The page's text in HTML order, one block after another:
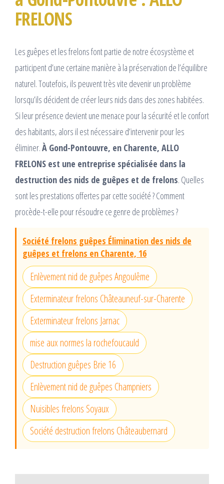
FRELONS
Les guêpes et les frelons font partie de notre écosystème et
participent d’une certaine manière à la préservation de l’équilibre
naturel. Toutefois, ils peuvent très vite devenir un problème
lorsqu’ils décident de créer leurs nids dans des zones habitées.
Si leur présence devient une menace pour la sécurité et le confort
des habitants, alors il est nécessaire d’intervenir pour les
éliminer.À Gond-Pontouvre, en Charente, ALLO
FRELONS est une entreprise spécialisée dans la
destruction des nids de guêpes et de frelons. Quelles
sont les prestations offertes par cette société ? Comment
procède-t-elle pour résoudre ce genre de problèmes ?
Société frelons guêpes Élimination des nids de
guêpes et frelons en Charente, 16
Enlèvement nid de guêpes Angoulême
Exterminateur frelons Châteauneuf-sur-Charente
Exterminateur frelons Jarnac
mise aux normes la rochefoucauld
Destruction guêpes Brie 16
Enlèvement nid de guêpes Champniers
Nuisibles frelons Soyaux
Société destruction frelons Châteaubernard